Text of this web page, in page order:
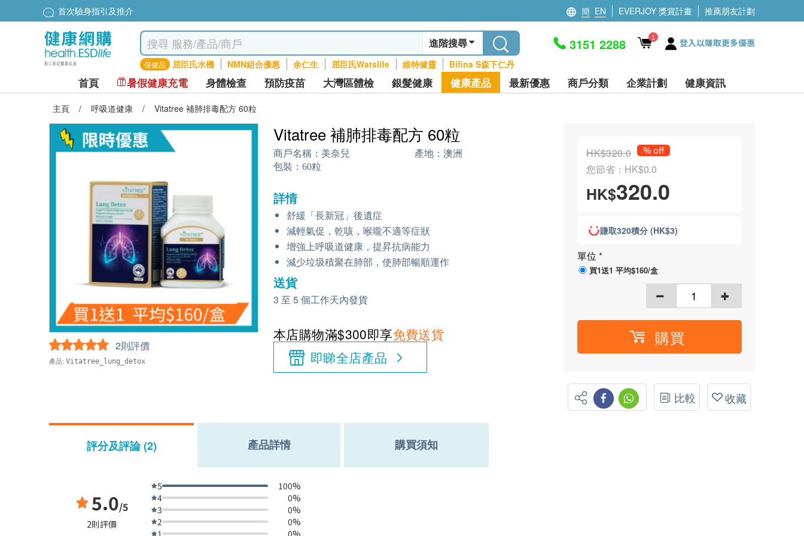
首次驗身指引及推介 簡 EN EVERJOY 獎賞計畫 推薦朋友計劃
進階搜尋
保健品 屈臣氏水機 NMN組合優惠 余仁生 屈臣氏Watslife 維特健靈 Bifina S森下仁丹
3151 2288 1 登入以賺取更多優惠
首頁 暑假健康充電 身體檢查 預防疫苗 大灣區體檢 銀髮健康 健康產品 最新優惠 商戶分類 企業計劃 健康資訊
主頁 / 呼吸道健康 / Vitatree 補肺排毒配方 60粒
2則評價
產品: Vitatree_lung_detox
Vitatree 補肺排毒配方 60粒
商戶名稱： 美奈兒 產地： 澳洲
包裝： 60粒
詳情
舒緩「長新冠」後遺症
減輕氣促，乾咳，喉嚨不適等症狀
增強上呼吸道健康，提昇抗病能力
減少垃圾積聚在肺部，使肺部暢順運作
送貨
3 至 5 個工作天內發貨
本店購物滿$300即享免費送貨
即睇全店產品
HK$320.0 % off
您節省：HK$0.0
HK$320.0
賺取320積分 (HK$3)
單位*
買1送1 平均$160/盒
購買
比較 收藏
評分及評論 (2) 產品詳情 購買須知
5.0/5
2則評價
5
100%
4
0%
3
0%
2
0%
1
0%